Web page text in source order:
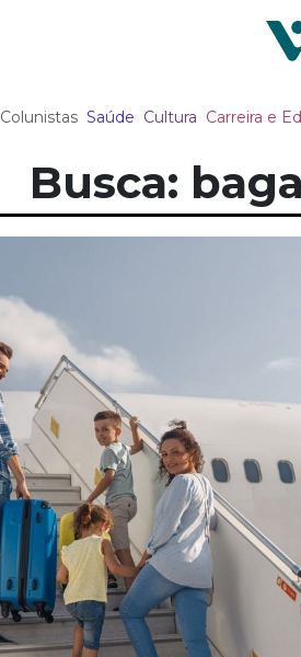
Colunistas Saúde Cultura Carreira e
Busca: